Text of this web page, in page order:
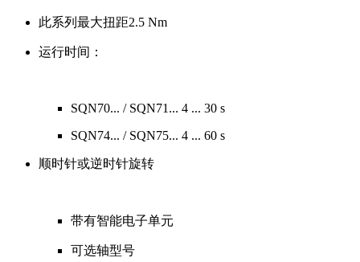
此系列最大扭距2.5 Nm
运行时间：
SQN70... / SQN71... 4 ... 30 s
SQN74... / SQN75... 4 ... 60 s
顺时针或逆时针旋转
带有智能电子单元
可选轴型号